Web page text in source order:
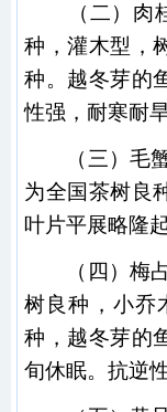
（二）肉桂
种，灌木型，
种。越冬芽的
性强，耐寒耐
（三）毛蟹
为全国茶树良
叶片平展略隆
（四）梅占
树良种，小乔
种，越冬芽的
旬休眠。抗逆